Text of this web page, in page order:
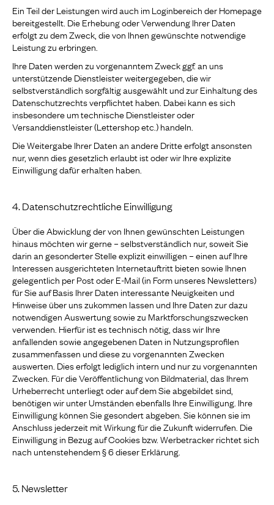
Ein Teil der Leistungen wird auch im Loginbereich der Homepage
bereitgestellt. Die Erhebung oder Verwendung Ihrer Daten
erfolgt zu dem Zweck, die von Ihnen gewünschte notwendige
Leistung zu erbringen.
Ihre Daten werden zu vorgenanntem Zweck ggf. an uns
unterstützende Dienstleister weitergegeben, die wir
selbstverständlich sorgfältig ausgewählt und zur Einhaltung des
Datenschutzrechts verpflichtet haben. Dabei kann es sich
insbesondere um technische Dienstleister oder
Versanddienstleister (Lettershop etc.) handeln.
Die Weitergabe Ihrer Daten an andere Dritte erfolgt ansonsten
nur, wenn dies gesetzlich erlaubt ist oder wir Ihre explizite
Einwilligung dafür erhalten haben.
4. Datenschutzrechtliche Einwilligung
Über die Abwicklung der von Ihnen gewünschten Leistungen
hinaus möchten wir gerne – selbstverständlich nur, soweit Sie
darin an gesonderter Stelle explizit einwilligen – einen auf Ihre
Interessen ausgerichteten Internetauftritt bieten sowie Ihnen
gelegentlich per Post oder E-Mail (in Form unseres Newsletters)
für Sie auf Basis Ihrer Daten interessante Neuigkeiten und
Hinweise über uns zukommen lassen und Ihre Daten zur dazu
notwendigen Auswertung sowie zu Marktforschungszwecken
verwenden. Hierfür ist es technisch nötig, dass wir Ihre
anfallenden sowie angegebenen Daten in Nutzungsprofilen
zusammenfassen und diese zu vorgenannten Zwecken
auswerten. Dies erfolgt lediglich intern und nur zu vorgenannten
Zwecken. Für die Veröffentlichung von Bildmaterial, das Ihrem
Urheberrecht unterliegt oder auf dem Sie abgebildet sind,
benötigen wir unter Umständen ebenfalls Ihre Einwilligung. Ihre
Einwilligung können Sie gesondert abgeben. Sie können sie im
Anschluss jederzeit mit Wirkung für die Zukunft widerrufen. Die
Einwilligung in Bezug auf Cookies bzw. Werbetracker richtet sich
nach untenstehendem § 6 dieser Erklärung.
5. Newsletter